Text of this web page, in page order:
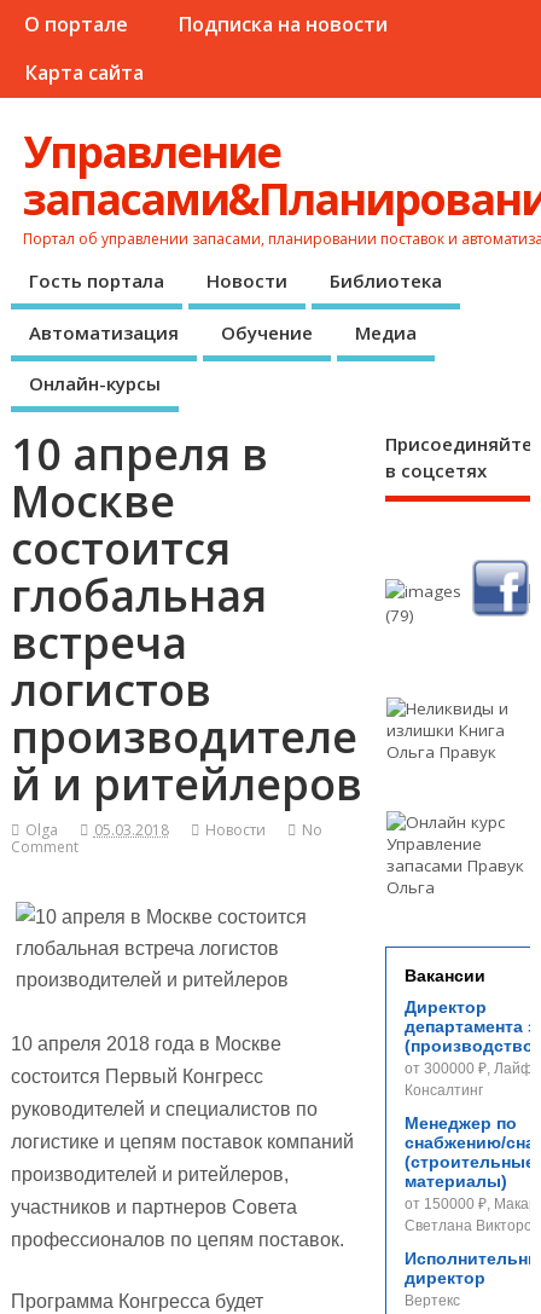
О портале
Подписка на новости
Карта сайта
Управление
Портал об управлении запасами, планировании поставок и
Гость портала Новости Библиотека
Автоматизация Обучение Медиа
Онлайн-курсы
10 апреля в
Москве
состоится
глобальная
встреча
логистов
производителе
й и ритейлеров
Olga 05.03.2018 Новости
No
Comment
10 апреля 2018 года в Москве
состоится Первый Конгресс
руководителей и специалистов по
логистике и цепям поставок компаний
производителей и ритейлеров,
участников и партнеров Совета
профессионалов по цепям поставок.
Программа Конгресса будет
в соцсетях
Вакансии
Директор
департамента
(производство)
от 300000 ₽, Лайф
Консалтинг
Менеджер по
снабжению/
(строительные
материалы)
от 150000 ₽,
Светлана
директор
Вертекс